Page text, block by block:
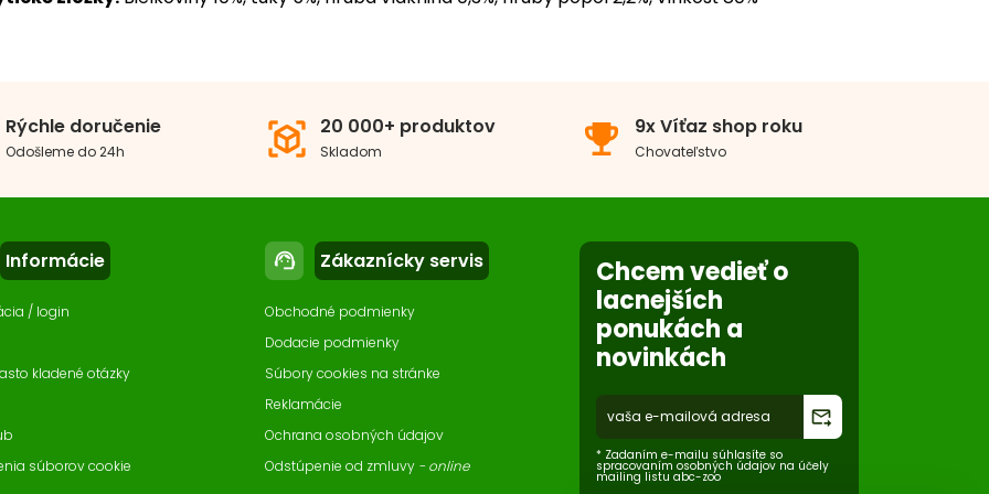
Konzerva pre psy s vysokým obsahom jahňacieho mäsa pre dospelých psov všetkých veľkostí.
psa Malé plemeno Stredné plemeno Veľké a obrie plemeno
proteín Jahňa
krmiva Bez obilnín
Rýchle doručenie
Odošleme do 24h view_in_ar 20 000+ produktov
Skladom emoji_events 9x Víťaz shop roku
Chovateľstvo
Informácie
/ login
kladené otázky
súborov cookie
support_agent Zákaznícky servis
Obchodné podmienky
Dodacie podmienky
Súbory cookies na stránke
Reklamácie
Ochrana osobných údajov
Odstúpenie od zmluvy - online
Chcem vedieť o
lacnejších
ponukách a
novinkách
forward_to_inbox
* Zadaním e-mailu súhlasíte so
spracovaním osobných údajov na účely
mailing listu abc-zoo